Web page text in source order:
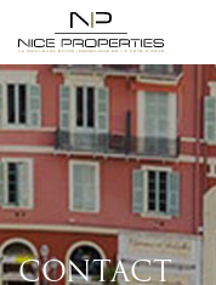
CONTACT